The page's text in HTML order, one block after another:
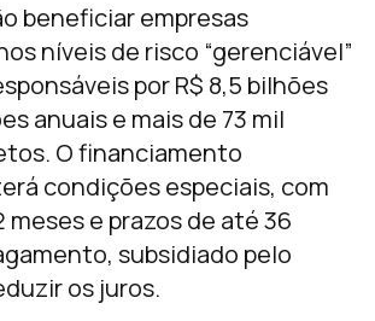
beneficiar empresas
níveis de risco “gerenciável”
por R$ 8,5 bilhões
anuais e mais de 73 mil
O financiamento
condições especiais, com
meses e prazos de até 36
subsidiado pelo
os juros.